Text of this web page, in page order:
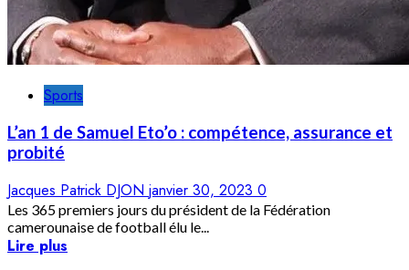
Sports
L’an 1 de Samuel Eto’o : compétence, assurance et
probité
Jacques Patrick DJON janvier 30, 2023 0
Les 365 premiers jours du président de la Fédération
camerounaise de football élu le...
Lire plus